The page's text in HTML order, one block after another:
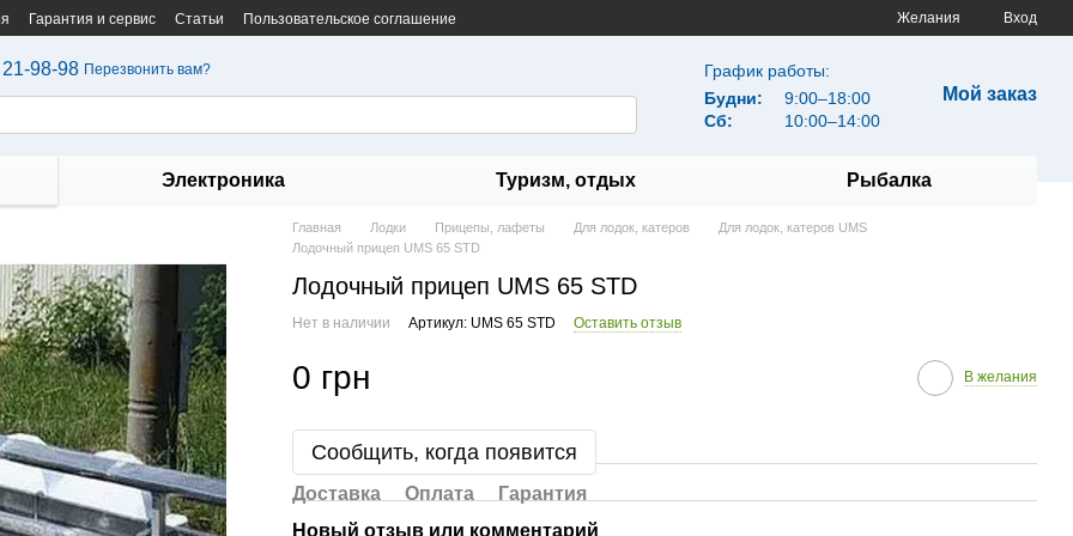
Гарантия и сервис Статьи Пользовательское соглашение Желания Вход
98-98 Перезвонить вам?
График работы:
Будни:
9:00–18:00
Сб:
10:00–14:00
Мой заказ
Электроника Туризм, отдых Рыбалка
Главная Лодки Прицепы, лафеты Для лодок, катеров
Для лодок, катеров UMS
Лодочный прицеп UMS 65 STD
Лодочный прицеп UMS 65 STD
Нет в наличии Артикул: UMS 65 STD Оставить отзыв
0 грн В желания
Сообщить, когда появится
Доставка Оплата
Гарантия
Новый отзыв или комментарий